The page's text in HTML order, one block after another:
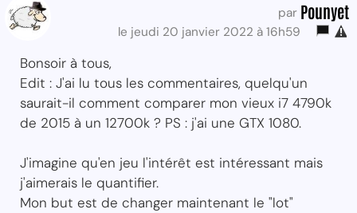
par Pounyet
le jeudi 20 janvier 2022 à 16h59
Bonsoir à tous,
Edit : J'ai lu tous les commentaires, quelqu'un
saurait-il comment comparer mon vieux i7 4790k
de 2015 à un 12700k ? PS : j'ai une GTX 1080.
J'imagine qu'en jeu l'intérêt est intéressant mais
j'aimerais le quantifier.
Mon but est de changer maintenant le "lot"